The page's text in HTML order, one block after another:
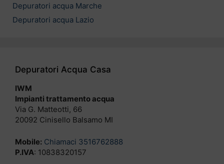
Depuratori acqua Marche
Depuratori acqua Lazio
Depuratori Acqua Casa
IWM
Impianti trattamento acqua
Via G. Matteotti, 66
20092 Cinisello Balsamo MI
Mobile: Chiamaci 3516762888
P.IVA: 10838320157